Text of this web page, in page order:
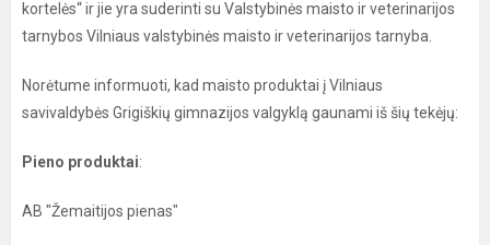
kortelės“ ir jie yra suderinti su Valstybinės maisto ir veterinarijos
tarnybos Vilniaus valstybinės maisto ir veterinarijos tarnyba.
Norėtume informuoti, kad maisto produktai į Vilniaus
savivaldybės Grigiškių gimnazijos valgyklą gaunami iš šių tekėjų:
Pieno produktai:
AB "Žemaitijos pienas"